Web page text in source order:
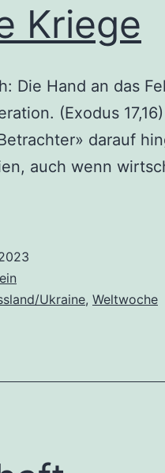
Kriege
Die Hand an das
(Exodus
darauf
auch wenn
Ukraine, Weltwoche